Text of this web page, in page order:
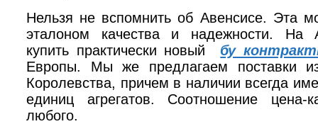
Нельзя не вспомнить об Авенсисе. Эта
эталоном качества и надежности. На
купить практически новый бу
Европы. Мы же предлагаем поставки
Королевства, причем в наличии всегда
единиц агрегатов. Соотношение цена-
любого.